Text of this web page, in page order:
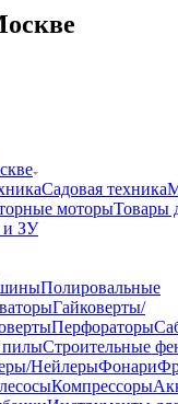
Садовая техника
моторыТовары
и ЗУ
Полировальные
Гайковерты/
Перфораторы
пилыСтроительные
НейлерыФонари
Компрессоры